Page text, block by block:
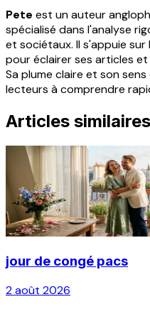
Pete est un auteur
spécialisé dans l'analyse
et sociétaux. Il s'appuie
pour éclairer ses articles
Sa plume claire et son
lecteurs à comprendre
Articles similaires
jour de congé pacs
2 août 2026